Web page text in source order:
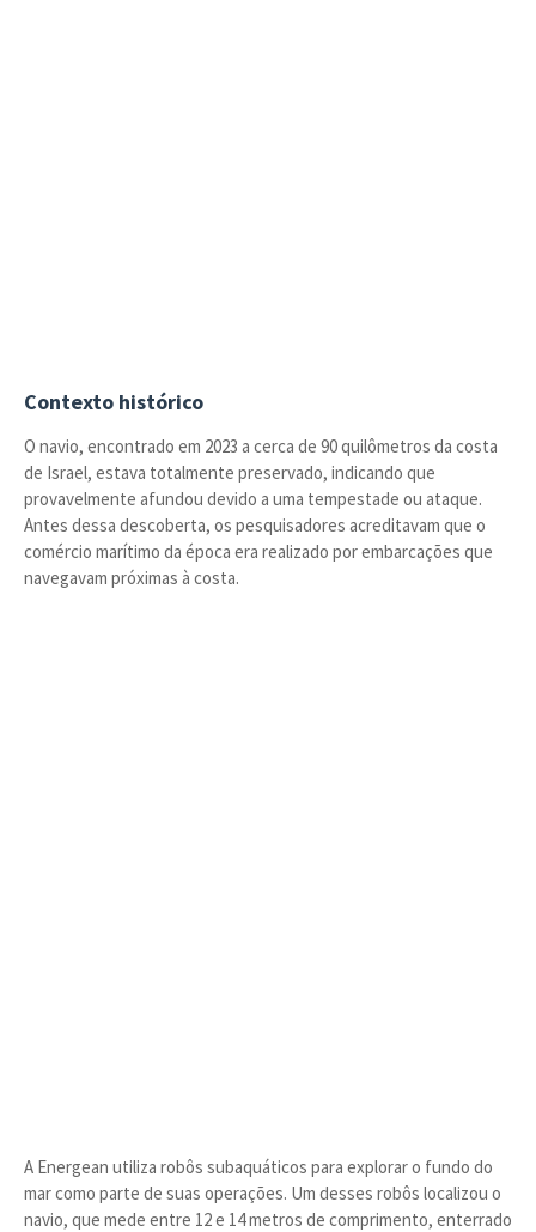
Contexto histórico
O navio, encontrado em 2023 a cerca de 90 quilômetros da costa
de Israel, estava totalmente preservado, indicando que
provavelmente afundou devido a uma tempestade ou ataque.
Antes dessa descoberta, os pesquisadores acreditavam que o
comércio marítimo da época era realizado por embarcações que
navegavam próximas à costa.
A Energean utiliza robôs subaquáticos para explorar o fundo do
mar como parte de suas operações. Um desses robôs localizou o
navio, que mede entre 12 e 14 metros de comprimento, enterrado